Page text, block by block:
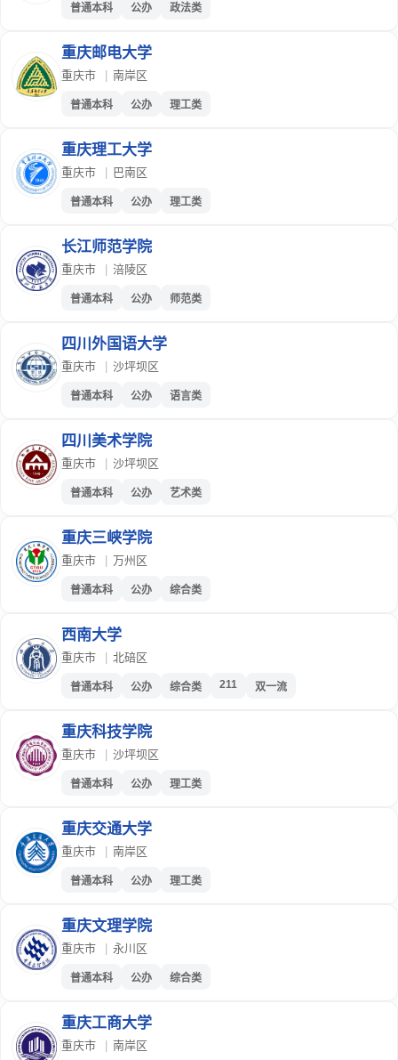
普通本科 公办 政法类
重庆邮电大学
重庆市 南岸区
普通本科 公办 理工类
重庆理工大学
重庆市 巴南区
普通本科 公办 理工类
长江师范学院
重庆市 涪陵区
普通本科 公办 师范类
四川外国语大学
重庆市 沙坪坝区
普通本科 公办 语言类
四川美术学院
重庆市 沙坪坝区
普通本科 公办 艺术类
重庆三峡学院
重庆市 万州区
普通本科 公办 综合类
西南大学
重庆市 北碚区
普通本科 公办 综合类 211 双一流
重庆科技学院
重庆市 沙坪坝区
普通本科 公办 理工类
重庆交通大学
重庆市 南岸区
普通本科 公办 理工类
重庆文理学院
重庆市 永川区
普通本科 公办 综合类
重庆工商大学
重庆市 南岸区